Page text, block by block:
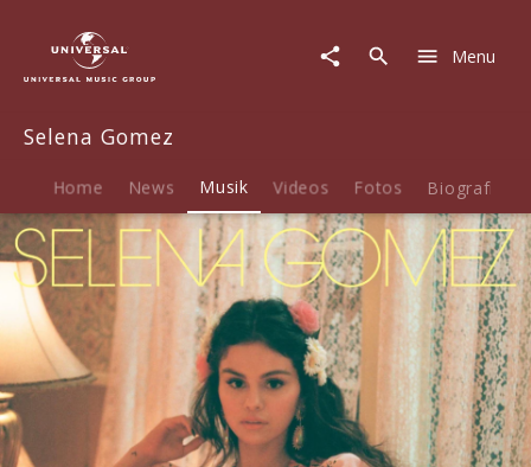
Musik
De
Menu
Selena Gomez
Home News Musik Videos Fotos Biografie